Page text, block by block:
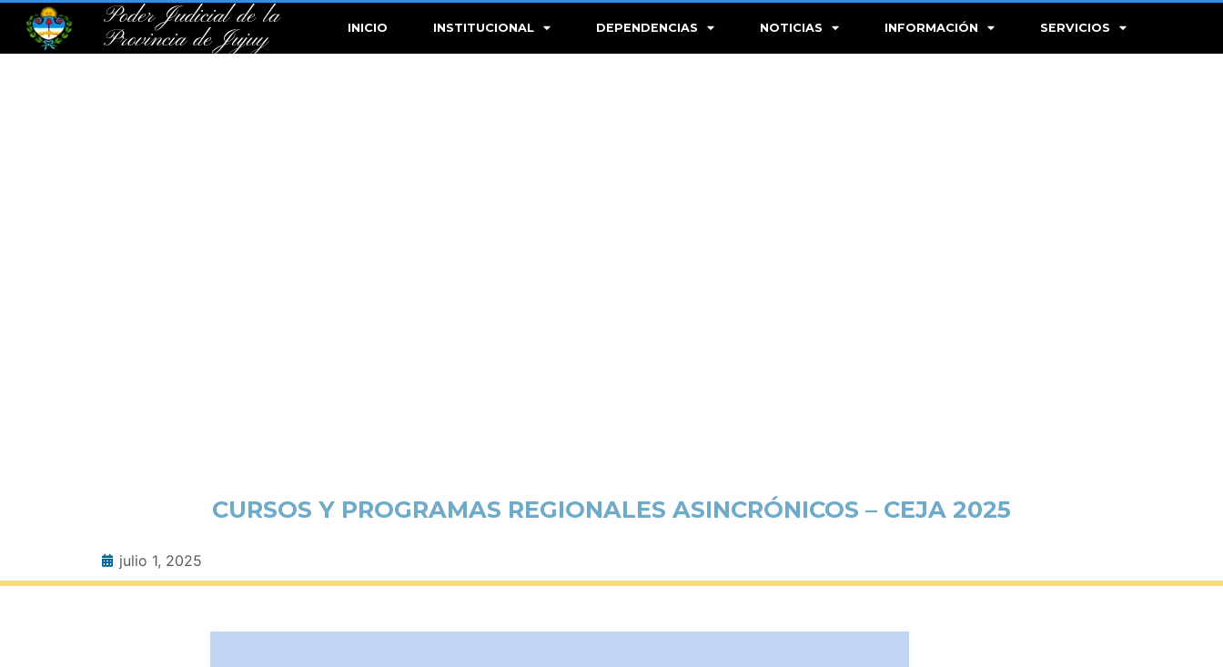
Poder Judicial de la
Provincia de Jujuy
INICIO INSTITUCIONAL DEPENDENCIAS NOTICIAS INFORMACIÓN SERVICIOS
CURSOS Y PROGRAMAS REGIONALES ASINCRÓNICOS – CEJA 2025
julio 1, 2025